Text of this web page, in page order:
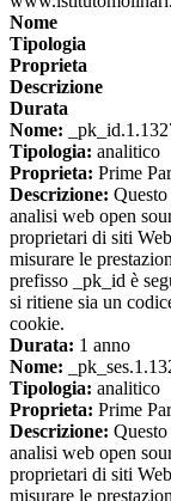
Nome
Tipologia
Proprieta
Descrizione
Durata
Nome:
Tipologia: analitico
Proprieta: Prime
Descrizione:
analisi web open
proprietari di siti
misurare le
prefisso _pk_id è
si ritiene sia un
cookie.
Durata: 1 anno
Nome:
Tipologia: analitico
Proprieta: Prime
Descrizione:
analisi web open
proprietari di siti
misurare le